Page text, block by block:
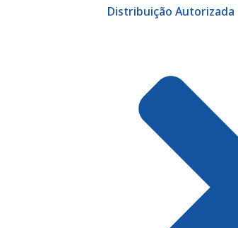
Distribuição Autorizada